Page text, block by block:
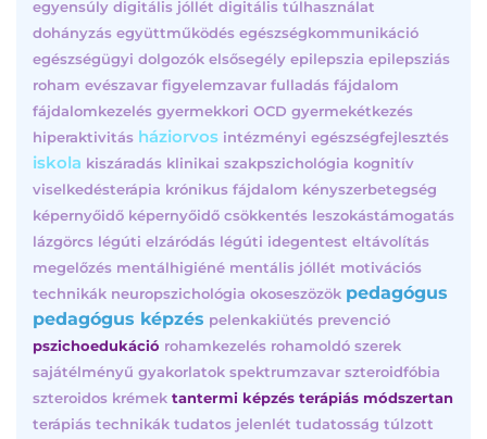
egyensúly digitális jóllét digitális túlhasználat
dohányzás együttműködés egészségkommunikáció
egészségügyi dolgozók elsősegély epilepszia epilepsziás
roham evészavar figyelemzavar fulladás fájdalom
fájdalomkezelés gyermekkori OCD gyermekétkezés
hiperaktivitás háziorvos intézményi egészségfejlesztés
iskola kiszáradás klinikai szakpszichológia kognitív
viselkedésterápia krónikus fájdalom kényszerbetegség
képernyőidő képernyőidő csökkentés leszokástámogatás
lázgörcs légúti elzáródás légúti idegentest eltávolítás
megelőzés mentálhigiéné mentális jóllét motivációs
technikák neuropszichológia okoseszözök pedagógus
pedagógus képzés pelenkakiütés prevenció
pszichoedukáció rohamkezelés rohamoldó szerek
sajátélményű gyakorlatok spektrumzavar szteroidfóbia
szteroidos krémek tantermi képzés terápiás módszertan
terápiás technikák tudatos jelenlét tudatosság túlzott